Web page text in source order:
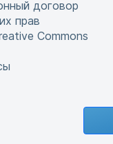
договор
прав
Commons